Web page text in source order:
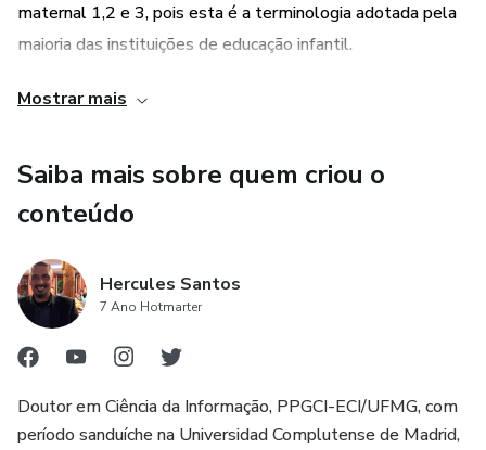
maternal 1,2 e 3, pois esta é a terminologia adotada pela
maioria das instituições de educação infantil.
Sobre a Autora Cristiane Ribeiro Alves- Sou pedagoga
(UFOP) e outra em psicopedagogia. Já fui coordenadora por
6 anos, mas a minha paixão mesmo é ser professora da
educação infantil, atividade que desenvolvo atualmente.
Mostrar mais
Saiba mais sobre quem criou o
conteúdo
Hercules Santos
7 Ano Hotmarter
Doutor em Ciência da Informação, PPGCI-ECI/UFMG, com
período sanduíche na Universidad Complutense de Madrid,